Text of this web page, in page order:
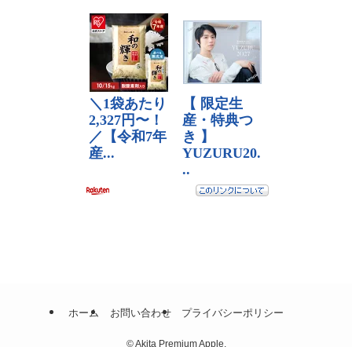
ホーム お問い合わせ プライバシーポリシー
©Akita Premium Apple.